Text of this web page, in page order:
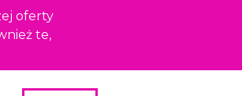
oferty
te,